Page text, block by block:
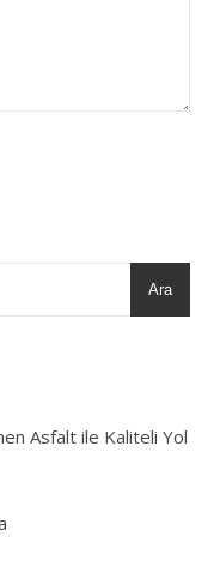
Ara
Asfalt ile Kaliteli Yol